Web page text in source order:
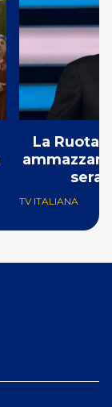
La Ruota
TV ITALIANA